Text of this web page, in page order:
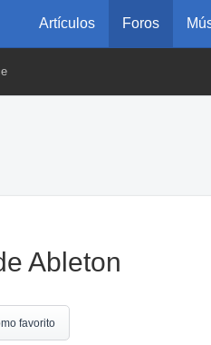
Artículos Foros
Ableton
favorito